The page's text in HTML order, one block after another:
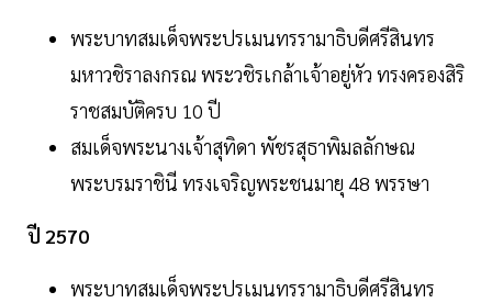
พระบาทสมเด็จพระปรเมนทรรามาธิบดีศรีสินทร
มหาวชิราลงกรณ พระวชิรเกล้าเจ้าอยู่หัว ทรงครองสิริ
ราชสมบัติครบ 10 ปี
สมเด็จพระนางเจ้าสุทิดา พัชรสุธาพิมลลักษณ
พระบรมราชินี ทรงเจริญพระชนมายุ 48 พรรษา
ปี 2570
พระบาทสมเด็จพระปรเมนทรรามาธิบดีศรีสินทร